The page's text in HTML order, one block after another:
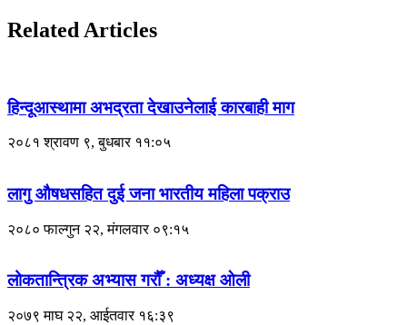
Related Articles
हिन्दूआस्थामा अभद्रता देखाउनेलाई कारबाही माग
२०८१ श्रावण ९, बुधबार ११:०५
लागु औषधसहित दुई जना भारतीय महिला पक्राउ
२०८० फाल्गुन २२, मंगलवार ०९:१५
लोकतान्त्रिक अभ्यास गरौँ : अध्यक्ष ओली
२०७९ माघ २२, आईतवार १६:३९